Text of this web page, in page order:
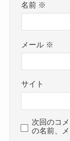
名前 ※
メール ※
サイト
次回のコ
の名前、